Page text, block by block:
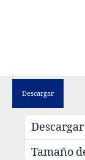
Descargar
Descargar
Tamaño